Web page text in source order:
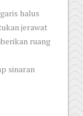
halus
jerawat
ruang
sinaran